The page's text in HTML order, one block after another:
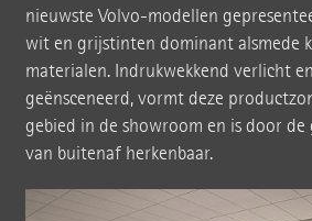
nieuwste Volvo-modellen
wit en grijstinten dominant alsmede
materialen. Indrukwekkend verlicht
geënsceneerd, vormt deze
gebied in de showroom en is door de
van buitenaf herkenbaar.